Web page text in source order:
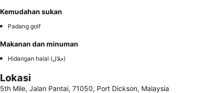
Kemudahan sukan
Padang golf
Makanan dan minuman
Hidangan halal (حلال)
Lokasi
5th Mile, Jalan Pantai, 71050, Port Dickson, Malaysia